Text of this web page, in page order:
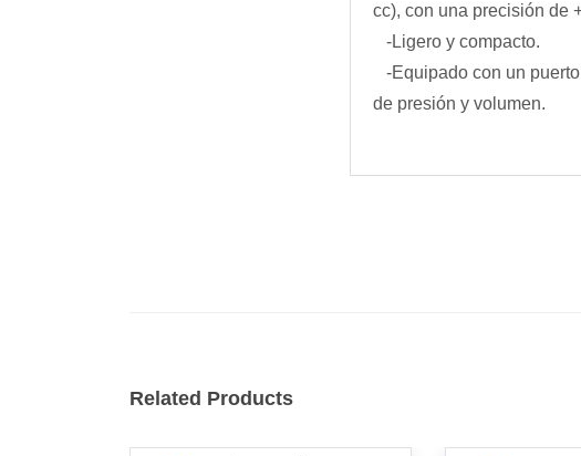
cc), con una precisión de
-Ligero y compacto.
-Equipado con un
de presión y volumen.
Related Products